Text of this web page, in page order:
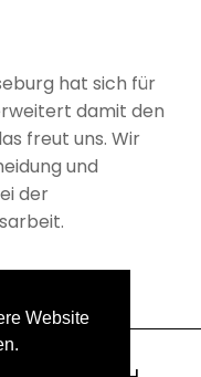
Website
hat sich für
damit den
freut uns. Wir
und
der